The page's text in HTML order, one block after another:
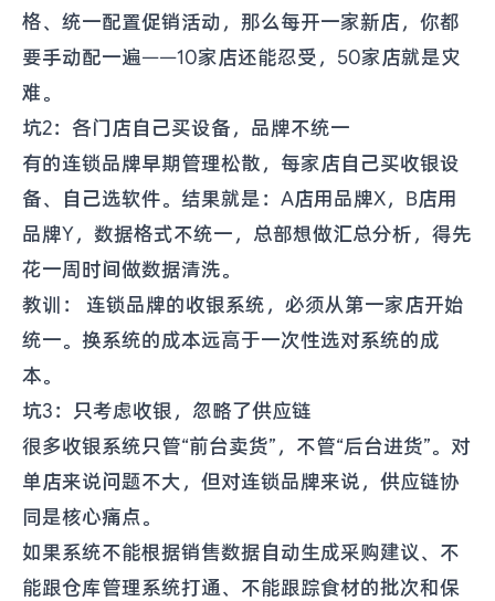
格、统一配置促销活动，那么每开一家新店，你都
要手动配一遍——10家店还能忍受，50家店就是灾
难。
坑2：各门店自己买设备，品牌不统一
有的连锁品牌早期管理松散，每家店自己买收银设
备、自己选软件。结果就是：A店用品牌X，B店用
品牌Y，数据格式不统一，总部想做汇总分析，得先
花一周时间做数据清洗。
教训： 连锁品牌的收银系统，必须从第一家店开始
统一。换系统的成本远高于一次性选对系统的成
本。
坑3：只考虑收银，忽略了供应链
很多收银系统只管“前台卖货”，不管“后台进货”。对
单店来说问题不大，但对连锁品牌来说，供应链协
同是核心痛点。
如果系统不能根据销售数据自动生成采购建议、不
能跟仓库管理系统打通、不能跟踪食材的批次和保